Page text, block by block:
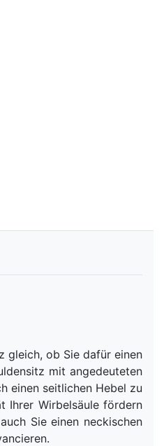
gleich, ob Sie dafür einen
mit angedeuteten
einen seitlichen Hebel zu
Ihrer Wirbelsäule fördern
Sie einen neckischen